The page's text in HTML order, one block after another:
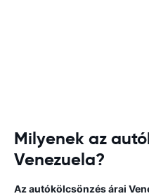
Milyenek az
Venezuela?
Az autókölcsönzés árai